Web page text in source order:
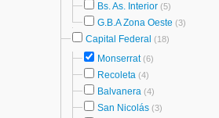
Bs. As. Interior (5)
G.B.A Zona Oeste (3)
Capital Federal (18)
Monserrat(6)
Recoleta (4)
Balvanera (4)
San Nicolás (3)